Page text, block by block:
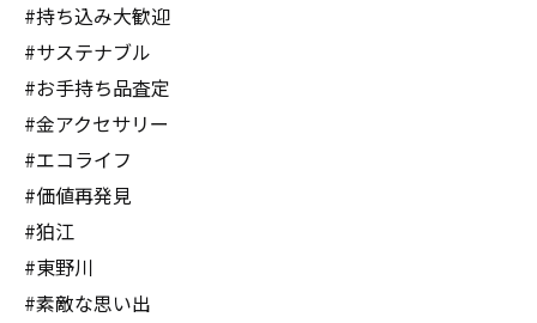
#持ち込み大歓迎
#サステナブル
#お手持ち品査定
#金アクセサリー
#エコライフ
#価値再発見
#狛江
#東野川
#素敵な思い出